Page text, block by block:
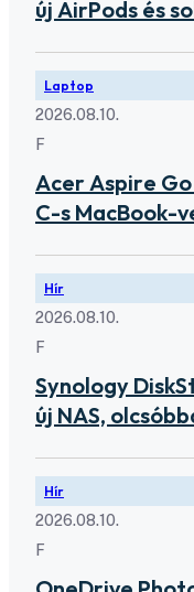
új AirPods és
Laptop
2026.08.10.
F
Acer Aspire
C-s MacBook-
Hír
2026.08.10.
F
Synology
új NAS,
Hír
2026.08.10.
F